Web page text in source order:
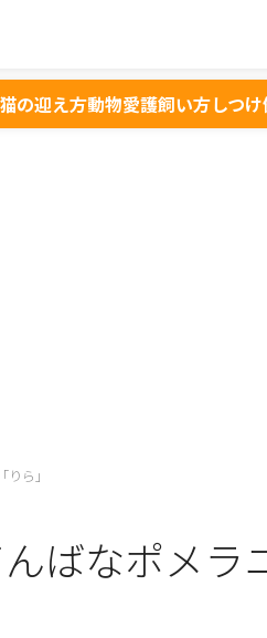
の迎え方動物愛護飼い方しつけ
ら」
ばなポメラ